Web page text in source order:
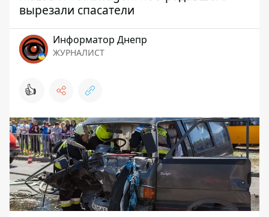
вырезали спасатели
Информатор Днепр
ЖУРНАЛИСТ
👍